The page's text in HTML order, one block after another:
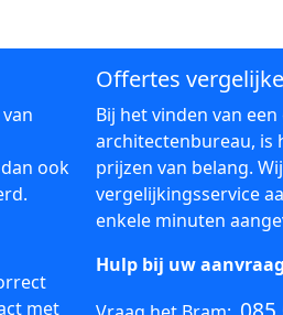
ook
met
Offertes
Bij het vinden van
architectenbureau, is
prijzen van belang.
vergelijkingsservice
enkele minuten
Hulp bij uw